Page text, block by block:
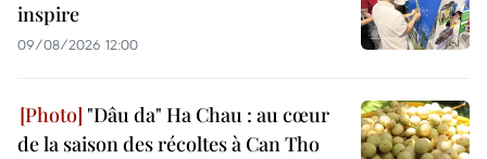
inspire
09/08/2026 12:00
"Dâu da" Ha Chau : au cœur
de la saison des récoltes à Can Tho